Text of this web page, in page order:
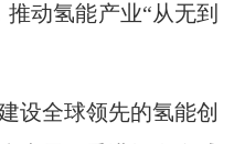
动氢能产业“从无到
全球领先的氢能创